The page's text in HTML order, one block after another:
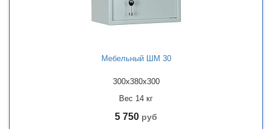
Мебельный ШМ 30
300x380x300
Вес 14 кг
5 750 руб